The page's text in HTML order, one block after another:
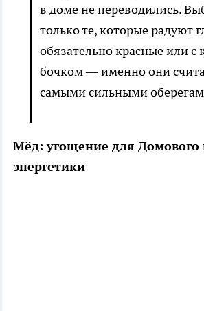
в доме не переводились.
только те, которые радуют
обязательно красные или с
бочком — именно они
самыми сильными
Мёд: угощение для Домового
энергетики